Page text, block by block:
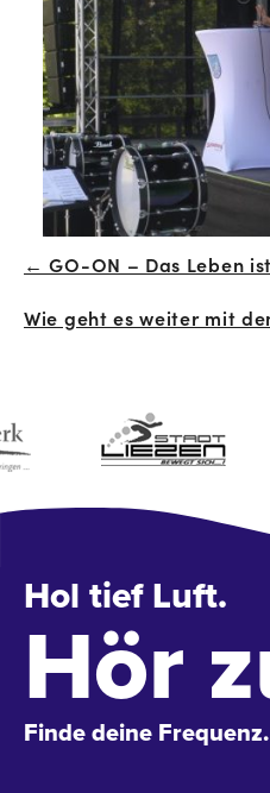
Beitrags-
Navigation
← GO-ON – Das Leben
Wie geht es weiter mit
Hol tief Luft.
Hör
Finde deine Frequenz.